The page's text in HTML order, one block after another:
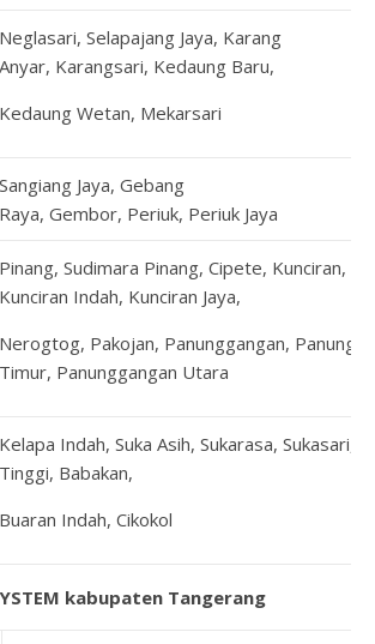
Neglasari, Selapajang Jaya, Karang
Anyar, Karangsari, Kedaung Baru,
Kedaung Wetan, Mekarsari
Sangiang Jaya, Gebang
Raya, Gembor, Periuk, Periuk Jaya
Pinang, Sudimara Pinang, Cipete, Kunciran,
Kunciran Indah, Kunciran Jaya,
Nerogtog, Pakojan, Panunggangan,
Timur, Panunggangan Utara
Kelapa Indah, Suka Asih, Sukarasa, Sukasari,
Tinggi, Babakan,
Buaran Indah, Cikokol
kabupaten Tangerang